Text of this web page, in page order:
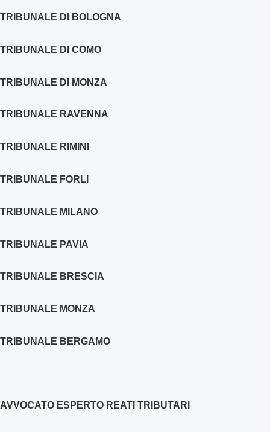
TRIBUNALE DI BOLOGNA
TRIBUNALE DI COMO
TRIBUNALE DI MONZA
TRIBUNALE RAVENNA
TRIBUNALE RIMINI
TRIBUNALE FORLI
TRIBUNALE MILANO
TRIBUNALE PAVIA
TRIBUNALE BRESCIA
TRIBUNALE MONZA
TRIBUNALE BERGAMO
AVVOCATO ESPERTO REATI TRIBUTARI